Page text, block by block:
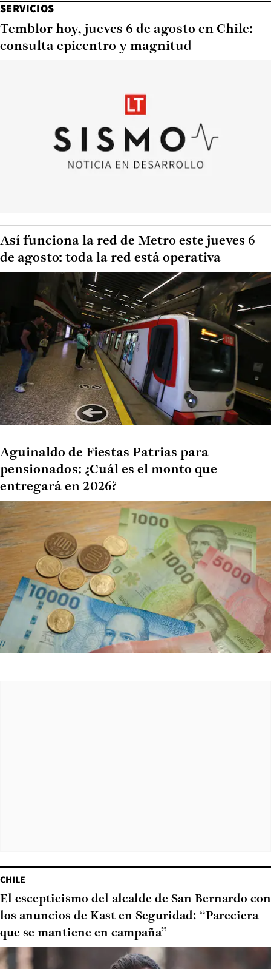
SERVICIOS
Temblor hoy, jueves 6 de agosto en Chile:
consulta epicentro y magnitud
Así funciona la red de Metro este jueves 6
de agosto: toda la red está operativa
Aguinaldo de Fiestas Patrias para
pensionados: ¿Cuál es el monto que
entregará en 2026?
CHILE
El escepticismo del alcalde de San Bernardo con
los anuncios de Kast en Seguridad: “Pareciera
que se mantiene en campaña”